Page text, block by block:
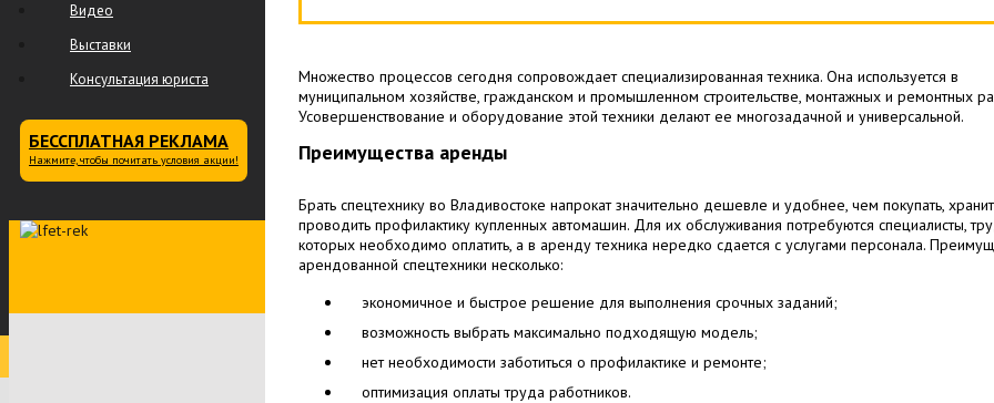
Видео
Выставки
Консультация юриста
БЕССПЛАТНАЯ РЕКЛАМА
Нажмите, чтобы почитать условия акции!
Множество процессов сегодня сопровождает специализированная техника. Она используется в
муниципальном хозяйстве, гражданском и промышленном строительстве, монтажных и ремонтных
Усовершенствование и оборудование этой техники делают ее многозадачной и универсальной.
Преимущества аренды
Брать спецтехнику во Владивостоке напрокат значительно дешевле и удобнее, чем покупать,
проводить профилактику купленных автомашин. Для их обслуживания потребуются специалисты,
которых необходимо оплатить, а в аренду техника нередко сдается с услугами персонала.
арендованной спецтехники несколько:
экономичное и быстрое решение для выполнения срочных заданий;
возможность выбрать максимально подходящую модель;
нет необходимости заботиться о профилактике и ремонте;
оптимизация оплаты труда работников.